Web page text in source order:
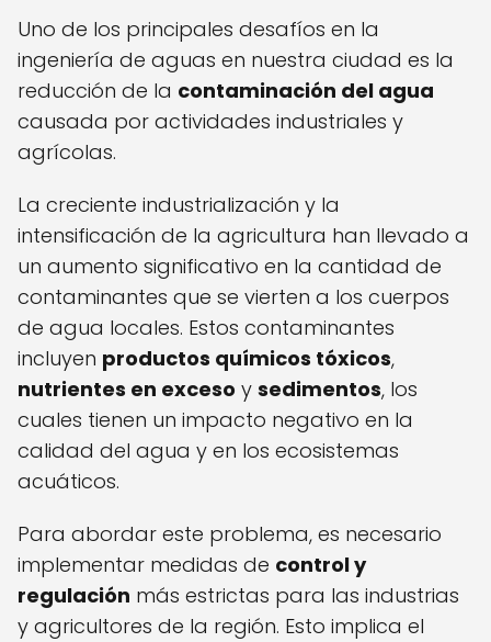
Uno de los principales desafíos en la
ingeniería de aguas en nuestra ciudad es la
reducción de la contaminación del agua
causada por actividades industriales y
agrícolas.
La creciente industrialización y la
intensificación de la agricultura han llevado a
un aumento significativo en la cantidad de
contaminantes que se vierten a los cuerpos
de agua locales. Estos contaminantes
incluyen productos químicos tóxicos,
nutrientes en exceso y sedimentos, los
cuales tienen un impacto negativo en la
calidad del agua y en los ecosistemas
acuáticos.
Para abordar este problema, es necesario
implementar medidas de control y
regulación más estrictas para las industrias
y agricultores de la región. Esto implica el